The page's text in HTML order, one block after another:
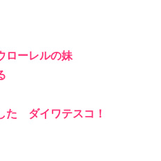
ローレルの妹
た ダイワテスコ！